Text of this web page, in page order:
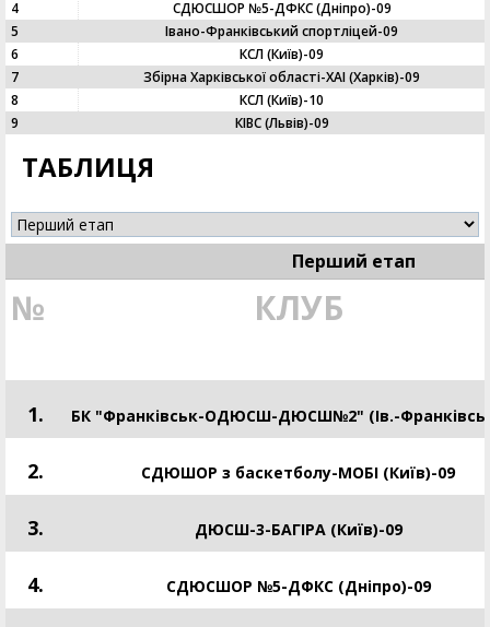
4
СДЮСШОР №5-ДФКС (Дніпро)-09
5
Івано-Франківський спортліцей-09
6
КСЛ (Київ)-09
7
Збірна Харківської області-ХАІ (Харків)-09
8
КСЛ (Київ)-10
9
КІВС (Львів)-09
ТАБЛИЦЯ
Перший етап
№ КЛУБ
1. БК "Франківськ-ОДЮСШ-ДЮСШ№2" (Ів.-
2. СДЮШОР з баскетболу-МОБІ (Київ)-09
3. ДЮСШ-3-БАГІРА (Київ)-09
4. СДЮСШОР №5-ДФКС (Дніпро)-09